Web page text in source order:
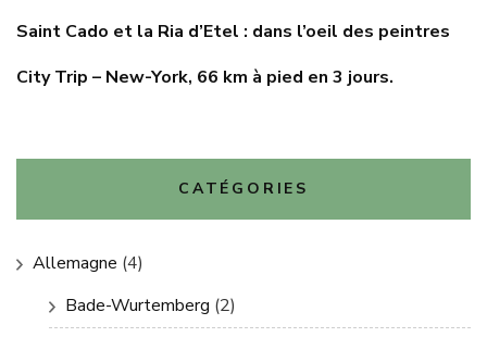
Saint Cado et la Ria d’Etel : dans l’oeil des peintres
City Trip – New-York, 66 km à pied en 3 jours.
CATÉGORIES
Allemagne (4)
Bade-Wurtemberg (2)